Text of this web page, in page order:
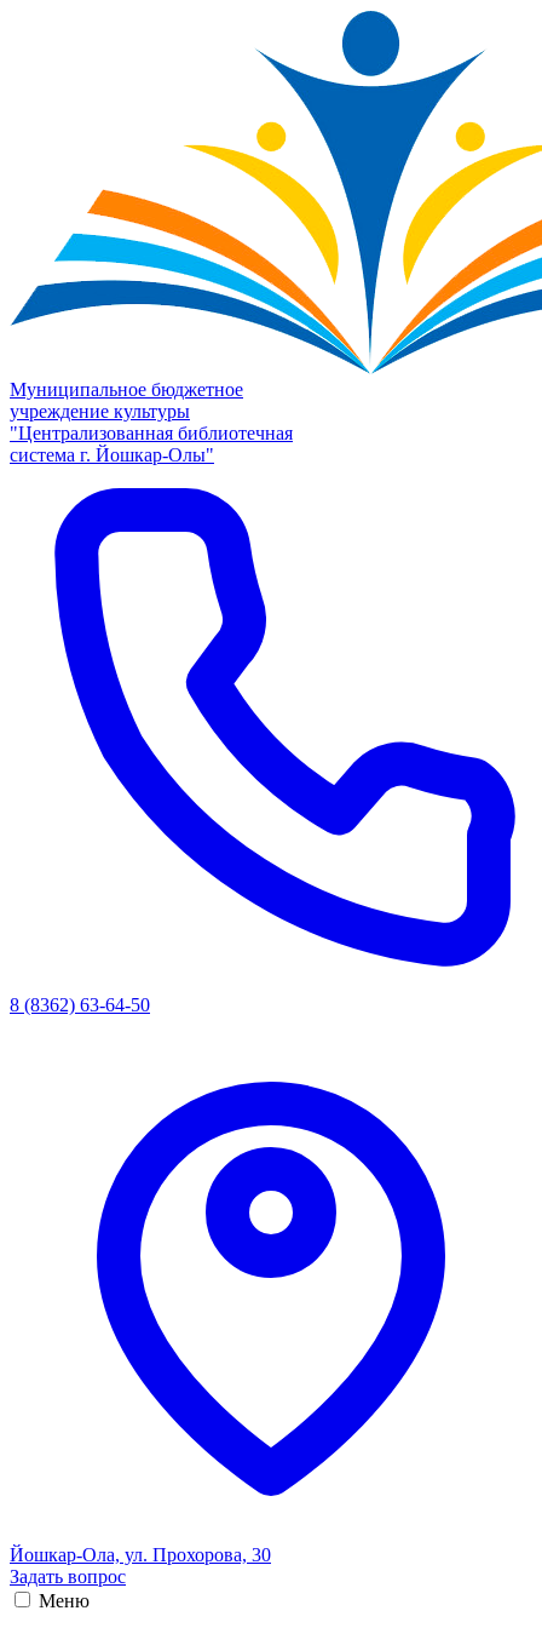
Муниципальное бюджетное
учреждение культуры
"Централизованная библиотечная
система г. Йошкар-Олы"
8 (8362) 63-64-50
Йошкар-Ола, ул. Прохорова, 30
Задать вопрос
Меню